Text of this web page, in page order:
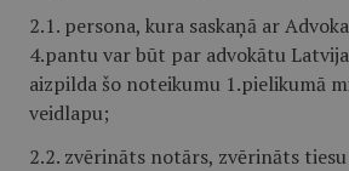
2.1. persona, kura saskaņā ar
4.pantu var būt par advokātu
aizpilda šo noteikumu 1.pielikumā
veidlapu;
2.2. zvērināts notārs, zvērināts